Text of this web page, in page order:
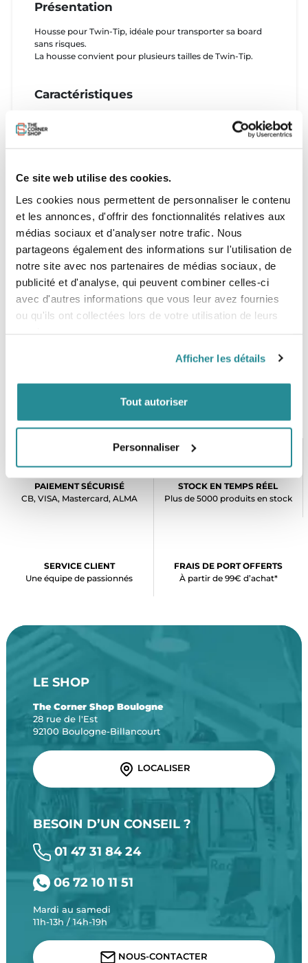
Ce site web utilise des cookies.
Les cookies nous permettent de personnaliser le contenu
et les annonces, d'offrir des fonctionnalités relatives aux
médias sociaux et d'analyser notre trafic. Nous
partageons également des informations sur l'utilisation de
notre site avec nos partenaires de médias sociaux, de
publicité et d'analyse, qui peuvent combiner celles-ci
avec d'autres informations que vous leur avez fournies
ou qu'ils ont collectées lors de votre utilisation de leurs
Afficher les détails
Tout autoriser
Personnaliser
Présentation
Housse pour Twin-Tip, idéale pour transporter sa board
sans risques.
La housse convient pour plusieurs tailles de Twin-Tip.
Caractéristiques
- Protection des ailerons
- Poignées de transport
- Courroie de soutien du noyau (ROUGE)
Tailles
- 145cm
- 165cm
PAIEMENT SÉCURISÉ
CB, VISA, Mastercard, ALMA
STOCK EN TEMPS RÉEL
Plus de 5000 produits en stock
SERVICE CLIENT
Une équipe de passionnés
FRAIS DE PORT OFFERTS
À partir de 99€ d’achat*
LE SHOP
The Corner Shop Boulogne
28 rue de l'Est
92100 Boulogne-Billancourt
LOCALISER
BESOIN D’UN CONSEIL ?
01 47 31 84 24
06 72 10 11 51
Mardi au samedi
11h-13h / 14h-19h
NOUS-CONTACTER